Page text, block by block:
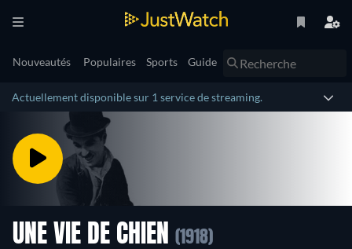
Nouveautés Populaires Sports Guide
Actuellement disponible sur 1 service de streaming.
UNE VIE DE CHIEN (1918)